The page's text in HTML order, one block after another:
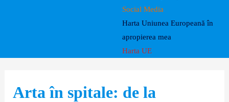
Social Media
Harta Uniunea Europeană în
apropierea mea
Harta UE
Arta în spitale: de la